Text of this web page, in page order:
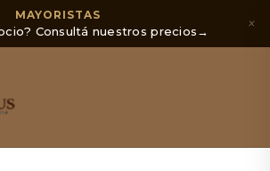
MAYORISTAS
Consultá nuestros precios→ ×